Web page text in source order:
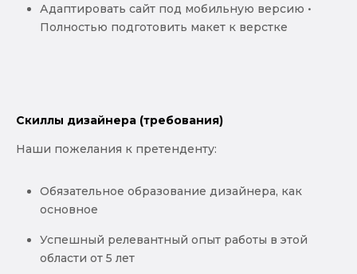
Адаптировать сайт под мобильную версию •
Полностью подготовить макет к верстке
Скиллы дизайнера (требования)
Наши пожелания к претенденту:
Обязательное образование дизайнера, как
основное
Успешный релевантный опыт работы в этой
области от 5 лет